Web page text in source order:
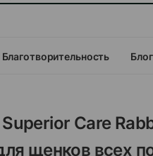
Благотворительность Блог
Care
щенков всех